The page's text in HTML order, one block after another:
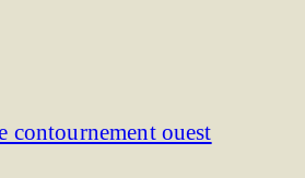
contournement ouest